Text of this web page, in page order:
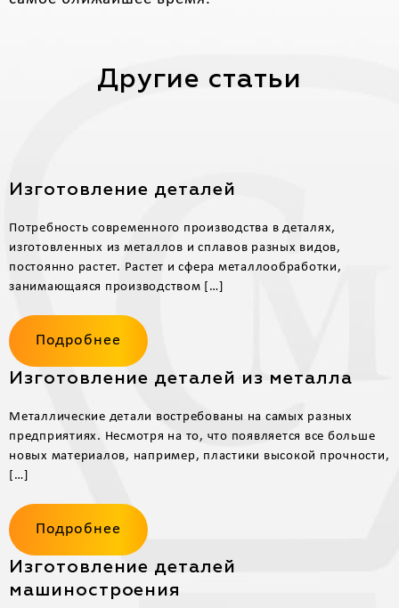
Другие статьи
Изготовление деталей
Потребность современного производства в деталях,
изготовленных из металлов и сплавов разных видов,
постоянно растет. Растет и сфера металлообработки,
занимающаяся производством […]
Подробнее
Изготовление деталей из металла
Металлические детали востребованы на самых разных
предприятиях. Несмотря на то, что появляется все больше
новых материалов, например, пластики высокой прочности,
[…]
Подробнее
Изготовление деталей
машиностроения